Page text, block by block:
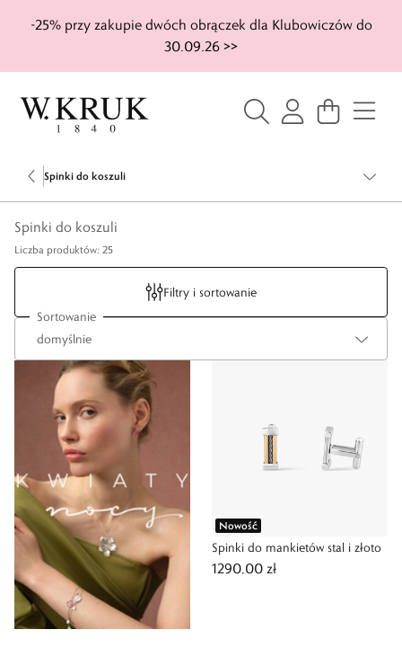
-25% przy zakupie dwóch obrączek dla Klubowiczów do
30.09.26 >>
Spinki do koszuli
Spinki do koszuli
Liczba produktów: 25
Filtry i sortowanie
Sortowanie
Nowość
Spinki do mankietów stal i złoto
1290,00 zł